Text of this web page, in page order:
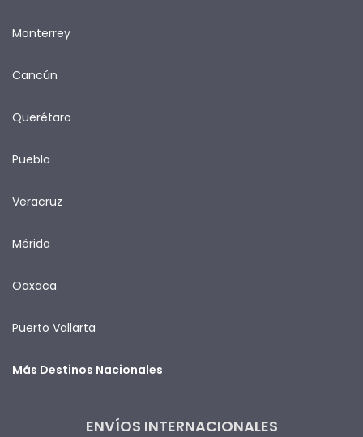
Monterrey
Cancún
Querétaro
Puebla
Veracruz
Mérida
Oaxaca
Puerto Vallarta
Más Destinos Nacionales
ENVÍOS INTERNACIONALES